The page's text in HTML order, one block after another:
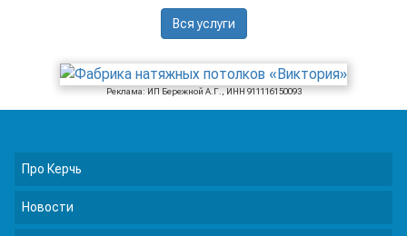
Вся услуги
Реклама: ИП Бережной А.Г., ИНН 911116150093
Про Керчь
Новости